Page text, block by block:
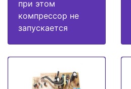
при этом
компрессор не
запускается